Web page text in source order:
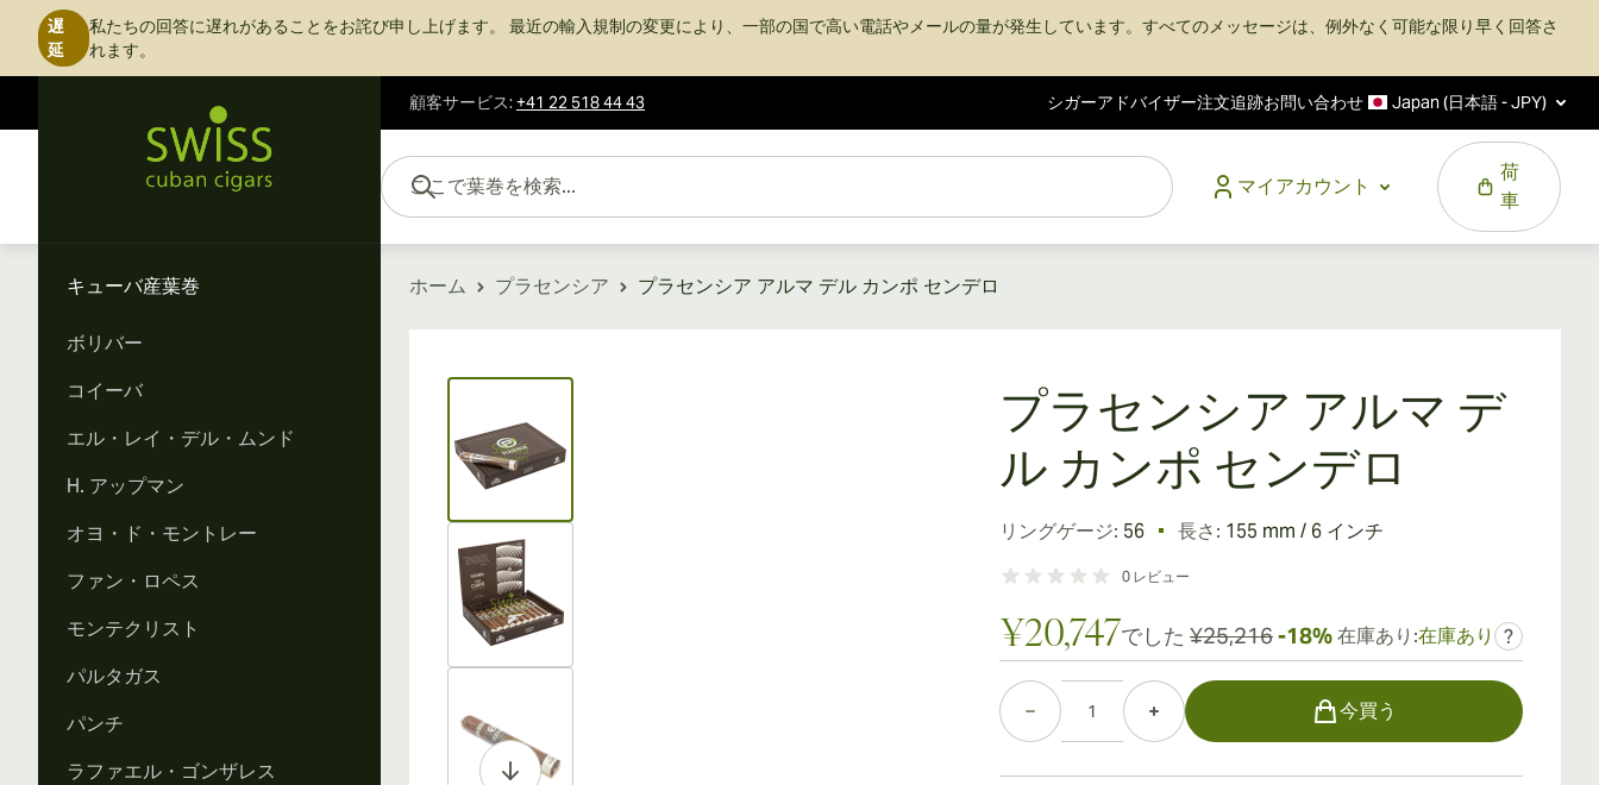
遅
延
私たちの回答に遅れがあることをお詫び申し上げます。 最近の輸入規制の変更により、一部の国で高い電話やメールの量が発生しています。すべてのメッセージは、例外なく可能な限り早く回答さ
れます。
顧客サービス:+41 22 518 44 43 シガーアドバイザー注文追跡お問い合わせ Japan (日本語 - JPY)
コンテンツにスキップ
マイアカウント
荷
車
ここで葉巻を検索...
キューバ産葉巻
ボリバー
コイーバ
エル・レイ・デル・ムンド
H. アップマン
オヨ・ド・モントレー
ファン・ロペス
モンテクリスト
パルタガス
パンチ
ラファエル・ゴンザレス
ホーム プラセンシア プラセンシア アルマ デル カンポ センデロ
View larger image
View larger image
プラセンシア アルマ デ
ル カンポ センデロ
リングゲージ: 56 長さ: 155 mm / 6 インチ
0 レビュー
¥20,747でした ¥25,216-18%在庫あり:在庫あり ?
個数
今買う